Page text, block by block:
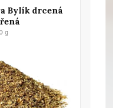
Bylík drcená
g